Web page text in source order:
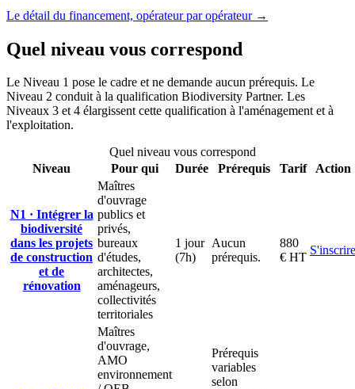
Le détail du financement, opérateur par opérateur →
Quel niveau vous correspond
Le Niveau 1 pose le cadre et ne demande aucun prérequis. Le
Niveau 2 conduit à la qualification Biodiversity Partner. Les
Niveaux 3 et 4 élargissent cette qualification à l'aménagement et à
l'exploitation.
Quel niveau vous correspond
Niveau
Pour qui Durée Prérequis Tarif Action
N1 · Intégrer la
biodiversité
dans les projets
de construction
et de
rénovation
Maîtres
d'ouvrage
publics et
privés,
bureaux
d'études,
architectes,
aménageurs,
collectivités
territoriales
1 jour
(7h)
Aucun
prérequis.
880
€ HT
S'inscrire
Maîtres
d'ouvrage,
AMO
environnement
Prérequis
variables
selon